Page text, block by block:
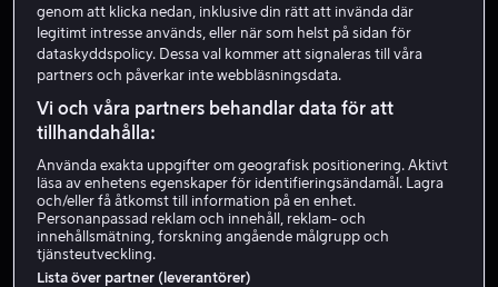
Tjafs! Valspecial
Underhållning 2018
HD
Skaffa Viaplay
genom att klicka nedan, inklusive din rätt att invända där
legitimt intresse används, eller när som helst på sidan för
dataskyddspolicy. Dessa val kommer att signaleras till våra
partners och påverkar inte webbläsningsdata.
Vi och våra partners behandlar data för att
tillhandahålla:
Använda exakta uppgifter om geografisk positionering. Aktivt
läsa av enhetens egenskaper för identifieringsändamål. Lagra
och/eller få åtkomst till information på en enhet.
Personanpassad reklam och innehåll, reklam- och
innehållsmätning, forskning angående målgrupp och
tjänsteutveckling.
Lista över partner (leverantörer)